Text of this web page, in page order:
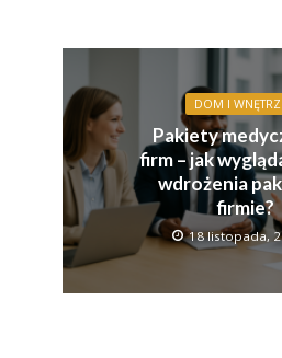
DOM I
Pakiety
firm – jak
wdrożenia
firmie?
18 listopada,